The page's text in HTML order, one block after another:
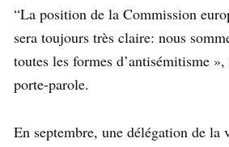
“La position de la Commission
sera toujours très claire: nous
toutes les formes d’antisémitisme
porte-parole.
En septembre, une délégation de la